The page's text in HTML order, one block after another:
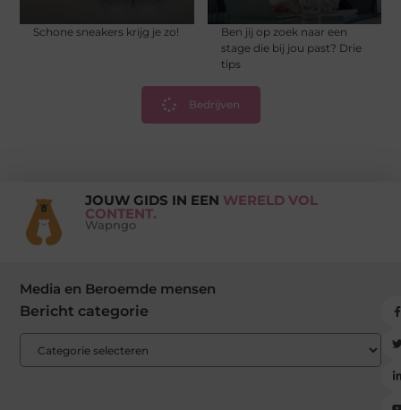
Schone sneakers krijg je zo!
Ben jij op zoek naar een
stage die bij jou past? Drie
tips
Bedrijven
JOUW GIDS IN EEN WERELD VOL
CONTENT.
Wapngo
Media en Beroemde mensen
Bericht categorie